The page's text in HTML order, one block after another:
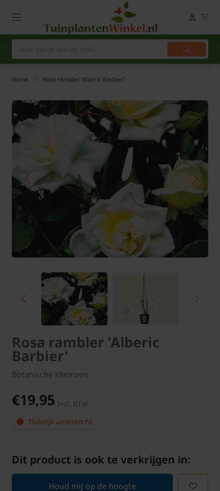
Home Rosa rambler 'Alberic Barbier'
Rosa rambler 'Alberic
Barbier'
Botanische klimroos
€19,95 Incl. BTW
Tijdelijk uitverkocht
Dit product is ook te verkrijgen in:
Houd mij op de hoogte